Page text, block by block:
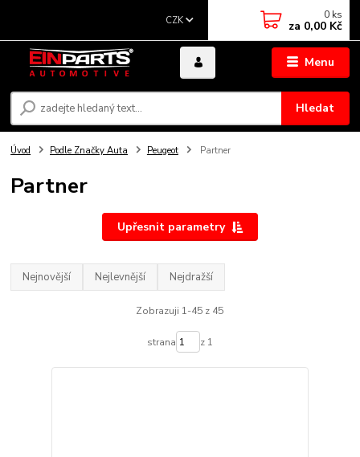
Menu
CZK
Hledat
0 ks
za 0,00 Kč
Úvod Podle Značky Auta Peugeot Partner
Partner
Upřesnit parametry
Nejnovější Nejlevnější Nejdražší
Zobrazuji 1-45 z 45
strana z 1